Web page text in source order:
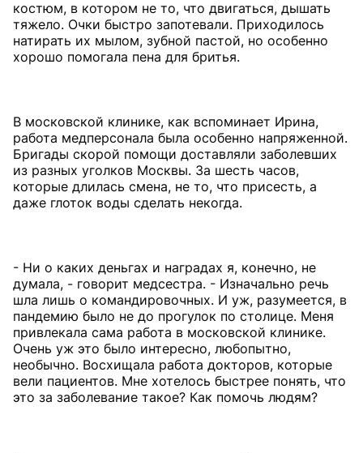
костюм, в котором не то, что двигаться, дышать
тяжело. Очки быстро запотевали. Приходилось
натирать их мылом, зубной пастой, но особенно
хорошо помогала пена для бритья.
В московской клинике, как вспоминает Ирина,
работа медперсонала была особенно напряженной.
Бригады скорой помощи доставляли заболевших
из разных уголков Москвы. За шесть часов,
которые длилась смена, не то, что присесть, а
даже глоток воды сделать некогда.
- Ни о каких деньгах и наградах я, конечно, не
думала, - говорит медсестра. - Изначально речь
шла лишь о командировочных. И уж, разумеется, в
пандемию было не до прогулок по столице. Меня
привлекала сама работа в московской клинике.
Очень уж это было интересно, любопытно,
необычно. Восхищала работа докторов, которые
вели пациентов. Мне хотелось быстрее понять, что
это за заболевание такое? Как помочь людям?